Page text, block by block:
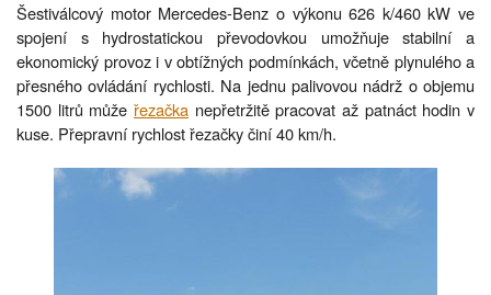
Šestiválcový motor Mercedes-Benz o výkonu 626 k/460 kW ve
spojení s hydrostatickou převodovkou umožňuje stabilní a
ekonomický provoz i v obtížných podmínkách, včetně plynulého a
přesného ovládání rychlosti. Na jednu palivovou nádrž o objemu
1500 litrů může řezačka nepřetržitě pracovat až patnáct hodin v
kuse. Přepravní rychlost řezačky činí 40 km/h.